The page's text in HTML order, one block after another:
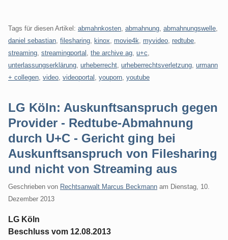
Tags für diesen Artikel: abmahnkosten abmahnung abmahnungswelle
daniel sebastian filesharing kinox movie4k myvideo redtube
streaming streamingportal the archive ag u+c
unterlassungserklärung urheberrecht urheberrechtsverletzung urmann
+ collegen video videoportal youporn youtube
LG Köln: Auskunftsanspruch gegen
Provider - Redtube-Abmahnung
durch U+C - Gericht ging bei
Auskunftsanspruch von Filesharing
und nicht von Streaming aus
Geschrieben von Rechtsanwalt Marcus Beckmann am Dienstag, 10.
Dezember 2013
LG Köln
Beschluss vom 12.08.2013